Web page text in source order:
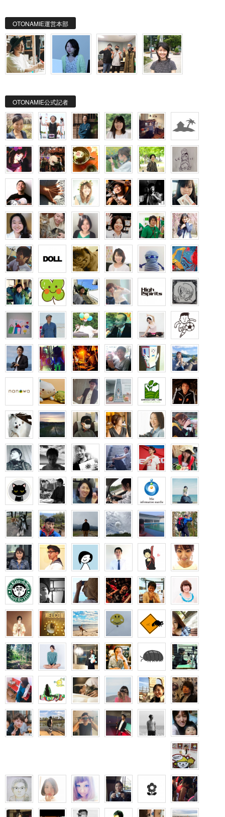
OTONAMIE運営本部
OTONAMIE公式記者